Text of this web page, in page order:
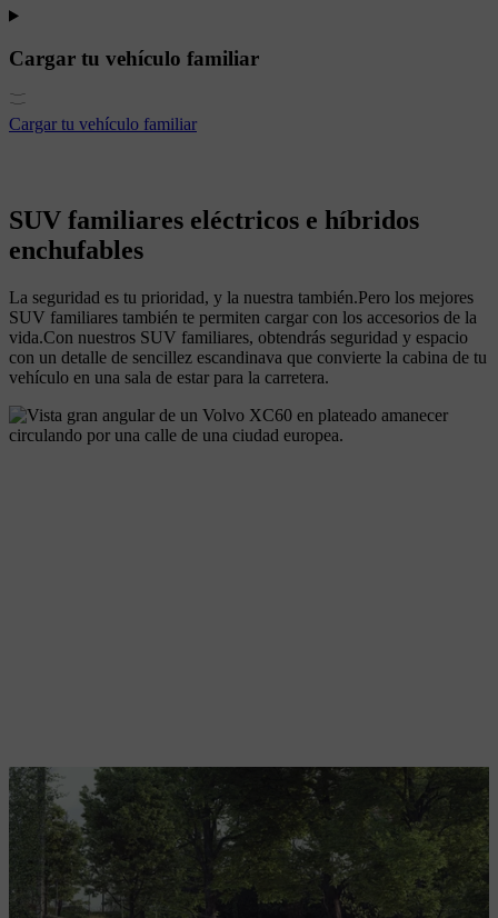
Cargar tu vehículo familiar
Cargar tu vehículo familiar
SUV familiares eléctricos e híbridos
enchufables
La seguridad es tu prioridad, y la nuestra también.Pero los mejores
SUV familiares también te permiten cargar con los accesorios de la
vida.Con nuestros SUV familiares, obtendrás seguridad y espacio
con un detalle de sencillez escandinava que convierte la cabina de tu
vehículo en una sala de estar para la carretera.